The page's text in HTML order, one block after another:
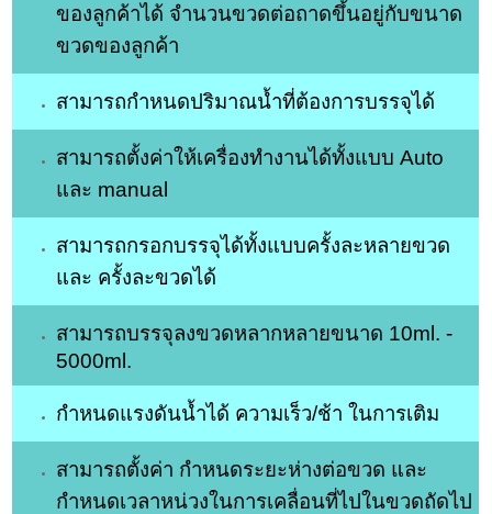
ของลูกค้าได้ จำนวนขวดต่อถาดขึ้นอยู่กับขนาด
ขวดของลูกค้า
สามารถกำหนดปริมาณน้ำที่ต้องการบรรจุได้
สามารถตั้งค่าให้เครื่องทำงานได้ทั้งแบบ Auto
และ manual
สามารถกรอกบรรจุได้ทั้งแบบครั้งละหลายขวด
และ ครั้งละขวดได้
สามารถบรรจุลงขวดหลากหลายขนาด 10ml. -
5000ml.
กำหนดแรงดันน้ำได้ ความเร็ว/ช้า ในการเติม
สามารถตั้งค่า กำหนดระยะห่างต่อขวด และ
กำหนดเวลาหน่วงในการเคลื่อนที่ไปในขวดถัดไป